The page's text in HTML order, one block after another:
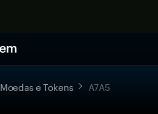
Moedas e Tokens A7A5